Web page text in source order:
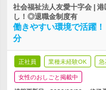
社会福祉法人友愛十字会 |
し！◎退職金制度有
働きやすい環境で活躍
分
正社員 業種未経験OK 急
女性のおしごと掲載中